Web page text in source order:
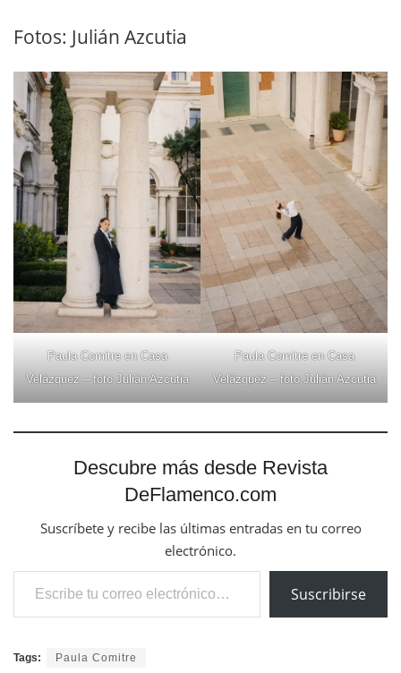
Fotos: Julián Azcutia
Paula Comitre en Casa
Velázquez – foto Julián Azcutia
Paula Comitre en Casa
Velázquez – foto Julián Azcutia
Descubre más desde Revista
DeFlamenco.com
Suscríbete y recibe las últimas entradas en tu correo
electrónico.
Escribe tu correo electrónico…
Suscribirse
Tags: Paula Comitre